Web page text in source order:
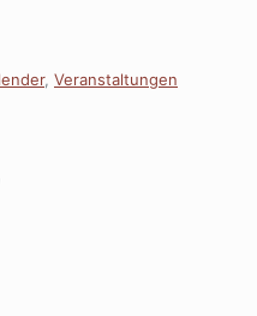
, Veranstaltungen